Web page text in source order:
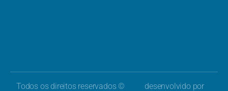
Todos os direitos reservados © desenvolvido por